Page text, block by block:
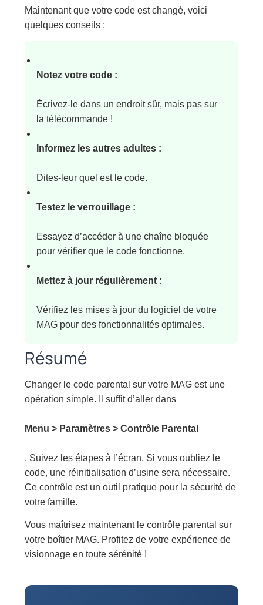
Maintenant que votre code est changé, voici
quelques conseils :
Notez votre code :
Écrivez-le dans un endroit sûr, mais pas sur
la télécommande !
Informez les autres adultes :
Dites-leur quel est le code.
Testez le verrouillage :
Essayez d’accéder à une chaîne bloquée
pour vérifier que le code fonctionne.
Mettez à jour régulièrement :
Vérifiez les mises à jour du logiciel de votre
MAG pour des fonctionnalités optimales.
Résumé
Changer le code parental sur votre MAG est une
opération simple. Il suffit d’aller dans
Menu > Paramètres > Contrôle Parental
. Suivez les étapes à l’écran. Si vous oubliez le
code, une réinitialisation d’usine sera nécessaire.
Ce contrôle est un outil pratique pour la sécurité de
votre famille.
Vous maîtrisez maintenant le contrôle parental sur
votre boîtier MAG. Profitez de votre expérience de
visionnage en toute sérénité !